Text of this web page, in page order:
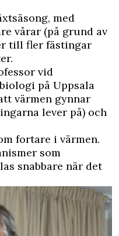
med
vårar (på grund av
till fler fästingar
vid
på Uppsala
värmen gynnar
lever på) och
fortare i värmen.
som
snabbare när det